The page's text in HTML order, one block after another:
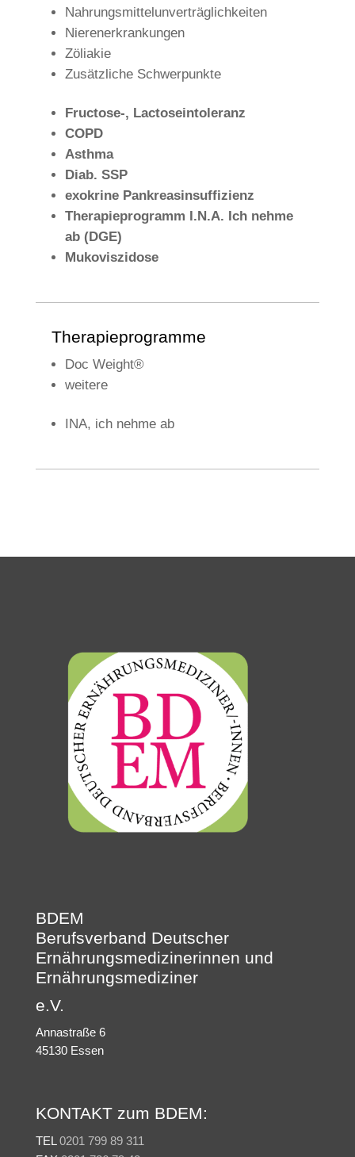
Nahrungsmittelunverträglichkeiten
Nierenerkrankungen
Zöliakie
Zusätzliche Schwerpunkte
Fructose-, Lactoseintoleranz
COPD
Asthma
Diab. SSP
exokrine Pankreasinsuffizienz
Therapieprogramm I.N.A. Ich nehme
ab (DGE)
Mukoviszidose
Therapieprogramme
Doc Weight®
weitere
INA, ich nehme ab
BDEM
Berufsverband Deutscher
Ernährungsmedizinerinnen und
Ernährungsmediziner
e.V.
Annastraße 6
45130 Essen
KONTAKT zum BDEM:
TEL 0201 799 89 311